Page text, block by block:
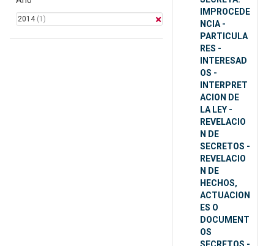
2014(1)
IMPROCEDE
NCIA -
PARTICULA
RES -
INTERESAD
OS -
INTERPRET
ACION DE
LA LEY -
REVELACIO
N DE
SECRETOS -
REVELACIO
N DE
HECHOS,
ACTUACION
ES O
DOCUMENT
OS